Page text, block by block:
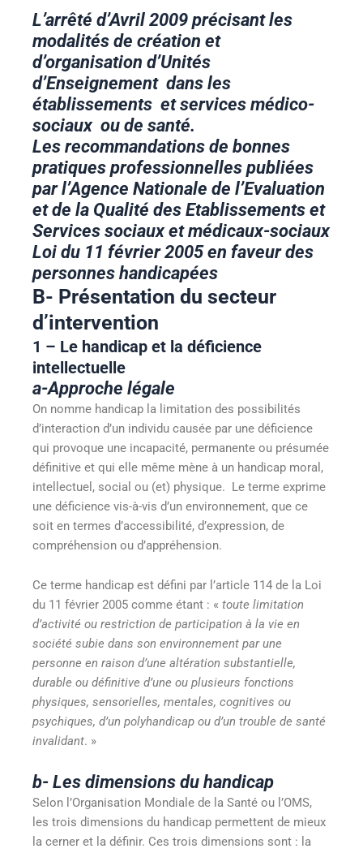
L’arrêté d’Avril 2009 précisant les
modalités de création et
d’organisation d’Unités
d’Enseignement dans les
établissements et services médico-
sociaux ou de santé.
Les recommandations de bonnes
pratiques professionnelles publiées
par l’Agence Nationale de l’Evaluation
et de la Qualité des Etablissements et
Services sociaux et médicaux-sociaux
Loi du 11 février 2005 en faveur des
personnes handicapées
B- Présentation du secteur
d’intervention
1 – Le handicap et la déficience
intellectuelle
a-Approche légale
On nomme handicap la limitation des possibilités
d’interaction d’un individu causée par une déficience
qui provoque une incapacité, permanente ou présumée
définitive et qui elle même mène à un handicap moral,
intellectuel, social ou (et) physique. Le terme exprime
une déficience vis-à-vis d’un environnement, que ce
soit en termes d’accessibilité, d’expression, de
compréhension ou d’appréhension.
Ce terme handicap est défini par l’article 114 de la Loi
du 11 février 2005 comme étant : « toute limitation
d’activité ou restriction de participation à la vie en
société subie dans son environnement par une
personne en raison d’une altération substantielle,
durable ou définitive d’une ou plusieurs fonctions
physiques, sensorielles, mentales, cognitives ou
psychiques, d’un polyhandicap ou d’un trouble de santé
invalidant. »
b- Les dimensions du handicap
Selon l’Organisation Mondiale de la Santé ou l’OMS,
les trois dimensions du handicap permettent de mieux
la cerner et la définir. Ces trois dimensions sont : la